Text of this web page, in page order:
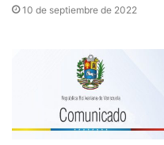
10 de septiembre de 2022